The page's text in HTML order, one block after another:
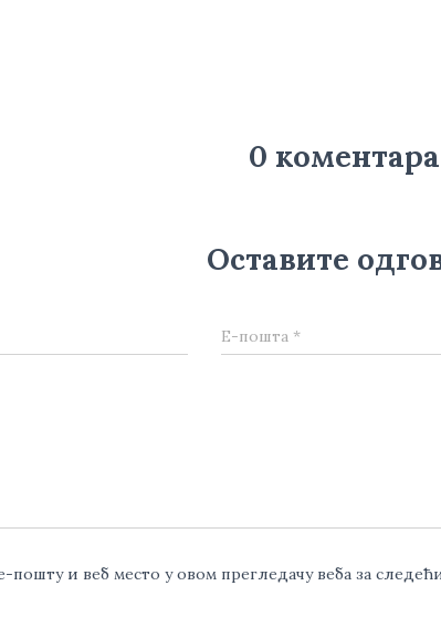
0 коментара
Оставите
Е-пошта *
пошту и веб место у овом прегледачу веба за